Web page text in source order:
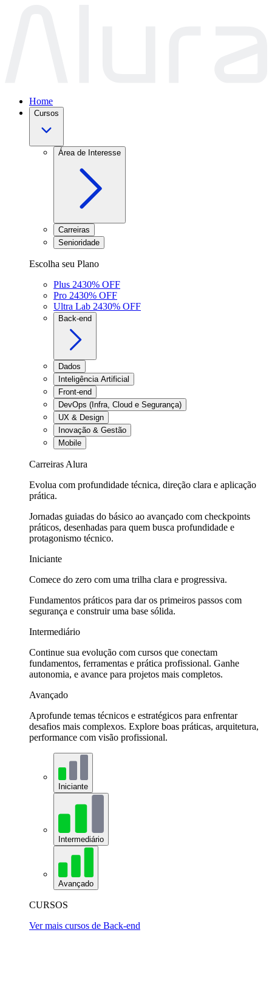
Home
Cursos
Área de Interesse
Carreiras
Senioridade
Escolha seu Plano
Plus 2430% OFF
Pro 2430% OFF
Ultra Lab 2430% OFF
Back-end
Dados
Inteligência Artificial
Front-end
DevOps (Infra, Cloud e Segurança)
UX & Design
Inovação & Gestão
Mobile
Carreiras Alura
Evolua com profundidade técnica, direção clara e aplicação
prática.
Jornadas guiadas do básico ao avançado com checkpoints
práticos, desenhadas para quem busca profundidade e
protagonismo técnico.
Iniciante
Comece do zero com uma trilha clara e progressiva.
Fundamentos práticos para dar os primeiros passos com
segurança e construir uma base sólida.
Intermediário
Continue sua evolução com cursos que conectam
fundamentos, ferramentas e prática profissional. Ganhe
autonomia, e avance para projetos mais completos.
Avançado
Aprofunde temas técnicos e estratégicos para enfrentar
desafios mais complexos. Explore boas práticas, arquitetura,
performance com visão profissional.
Iniciante
Intermediário
Avançado
CURSOS
Ver mais cursos de Back-end